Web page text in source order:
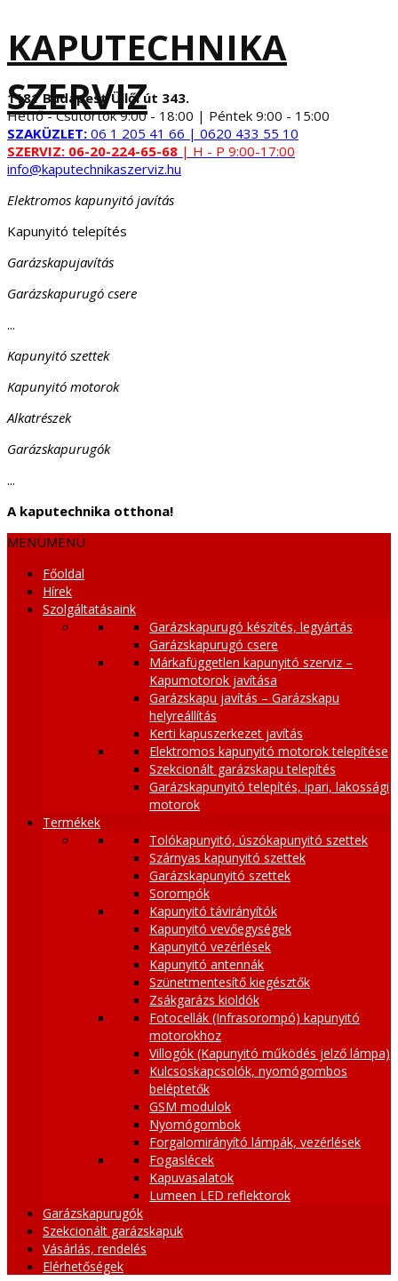
KAPUTECHNIKA
SZERVIZ
1181 Budapest Üllői út 343.
Hétfő - Csütörtök 9:00 - 18:00 | Péntek 9:00 - 15:00
SZAKÜZLET: 06 1 205 41 66 | 0620 433 55 10
SZERVIZ: 06-20-224-65-68 | H - P 9:00-17:00
info@kaputechnikaszerviz.hu
Elektromos kapunyitó javítás
Kapunyitó telepítés
Garázskapujavítás
Garázskapurugó csere
...
Kapunyitó szettek
Kapunyitó motorok
Alkatrészek
Garázskapurugók
...
A kaputechnika otthona!
MENÜMENÜ
Főoldal
Hírek
Szolgáltatásaink
Garázskapurugó készítés, legyártás
Garázskapurugó csere
Márkafüggetlen kapunyitó szerviz –
Kapumotorok javítása
Garázskapu javítás – Garázskapu
helyreállítás
Kerti kapuszerkezet javítás
Elektromos kapunyitó motorok telepítése
Szekcionált garázskapu telepítés
Garázskapunyitó telepítés, ipari, lakossági
motorok
Termékek
Tolókapunyitó, úszókapunyitó szettek
Szárnyas kapunyitó szettek
Garázskapunyitó szettek
Sorompók
Kapunyitó távirányítók
Kapunyitó vevőegységek
Kapunyitó vezérlések
Kapunyitó antennák
Szünetmentesítő kiegésztők
Zsákgarázs kioldók
Fotocellák (Infrasorompó) kapunyitó
motorokhoz
Villogók (Kapunyitó működés jelző lámpa)
Kulcsoskapcsolók, nyomógombos
beléptetők
GSM modulok
Nyomógombok
Forgalomirányító lámpák, vezérlések
Fogaslécek
Kapuvasalatok
Lumeen LED reflektorok
Garázskapurugók
Szekcionált garázskapuk
Vásárlás, rendelés
Elérhetőségek